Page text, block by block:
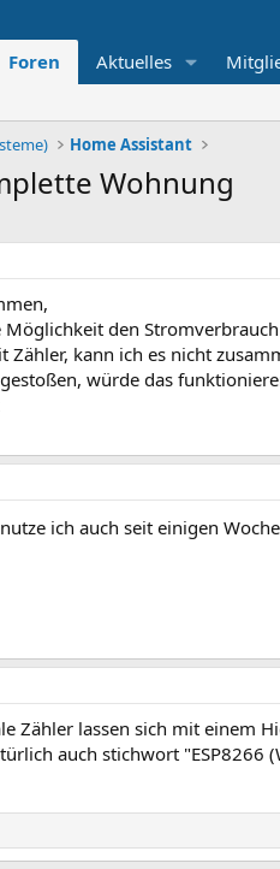
Foren Aktuelles
Home Assistant
Wohnung
Möglichkeit den
Zähler, kann ich es nicht
würde das
ich auch seit einigen
Zähler lassen sich mit einem
auch stichwort "ESP8266